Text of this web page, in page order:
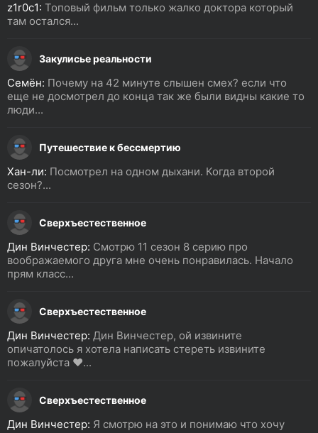
z1r0c1: Топовый фильм только жалко доктора который
там остался...
Закулисье реальности
Семён: Почему на 42 минуте слышен смех? если что
еще не досмотрел до конца так же были видны какие то
люди...
Путешествие к бессмертию
Хан-ли: Посмотрел на одном дыхани. Когда второй
сезон?...
Сверхъестественное
Дин Винчестер: Смотрю 11 сезон 8 серию про
воображаемого друга мне очень понравилась. Начало
прям класс...
Сверхъестественное
Дин Винчестер: Дин Винчестер, ой извините
опичатолось я хотела написать стереть извините
пожалуйста ❤️...
Сверхъестественное
Дин Винчестер: Я смотрю на это и понимаю что хочу